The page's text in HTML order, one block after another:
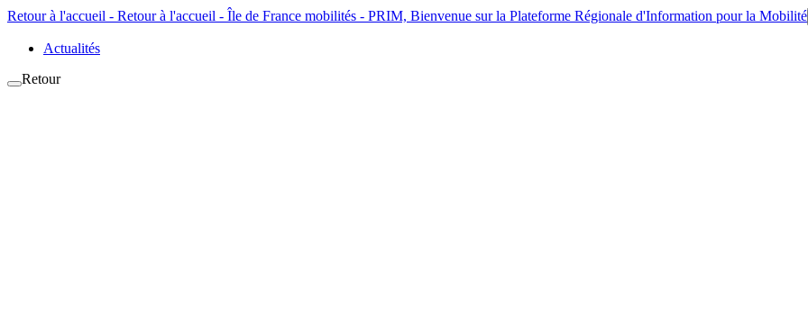
Retour à l'accueil - Retour à l'accueil - Île de France mobilités - PRIM, Bienvenue sur la Plateforme Régionale d'Information pour la Mobilité
Actualités
Retour